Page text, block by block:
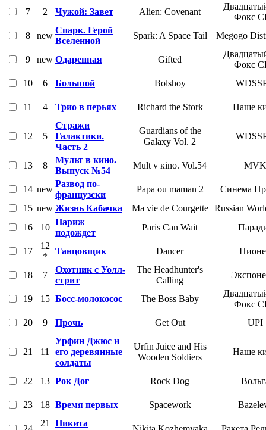
7 2 Чужой: Завет Alien: Covenant
Фокс
8
new
Спарк. Герой
Вселенной
Spark: A Space Tail Megogo
9 new Одаренная Gifted
Фокс
10
6 Большой Bolshoy
11 4 Трио в перьях Richard the Stork Наше
12 5
Стражи
Галактики.
Часть 2
Guardians of the
Galaxy Vol. 2
13 8
Мульт в кино.
Выпуск №54
Mult v кino. Vol.54 MVK
14 new
Развод по-
французски
Papa ou maman 2
Синема
15 new Жизнь Кабачка Ma vie de Courgette
Russian
16
10
Париж
подождет
Paris Can Wait
17
12
*
Танцовщик Dancer
18 7
Охотник с Уолл-
стрит
The Headhunter's
Calling
19 15 Босс-молокосос The Boss Baby
Фокс
20
9 Прочь Get Out UPI
21 11
Урфин Джюс и
его деревянные
солдаты
Urfin Juice and His
Wooden Soldiers
Наше
22 13 Рок Дог Rock Dog
23 18 Время первых Spacework
21
Никита